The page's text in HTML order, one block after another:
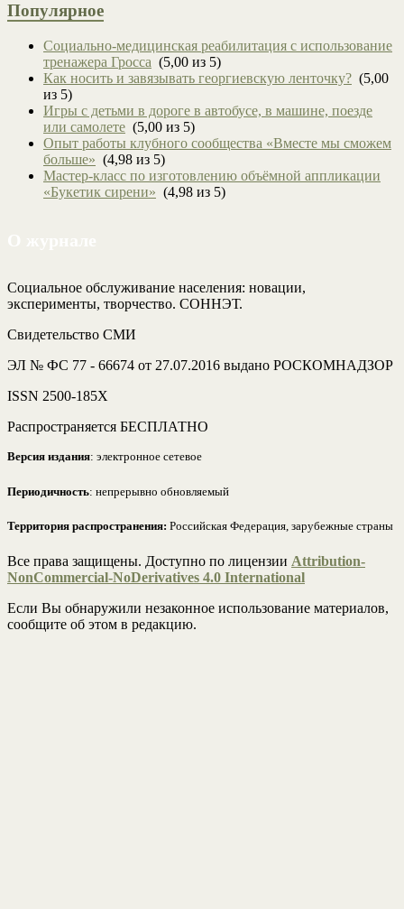
Популярное
Социально-медицинская реабилитация с использование
тренажера Гросса (5,00 из 5)
Как носить и завязывать георгиевскую ленточку? (5,00
из 5)
Игры с детьми в дороге в автобусе, в машине, поезде
или самолете (5,00 из 5)
Опыт работы клубного сообщества «Вместе мы сможем
больше» (4,98 из 5)
Мастер-класс по изготовлению объёмной аппликации
«Букетик сирени» (4,98 из 5)
Социальное обслуживание населения: новации,
эксперименты, творчество. СОННЭТ.
Свидетельство СМИ
ЭЛ № ФС 77 - 66674 от 27.07.2016 выдано РОСКОМНАДЗОР
ISSN 2500-185Х
Распространяется БЕСПЛАТНО
Версия издания: электронное сетевое
Периодичность: непрерывно обновляемый
Территория распространения: Российская Федерация, зарубежные страны
Все права защищены. Доступно по лицензии Attribution-
NonCommercial-NoDerivatives 4.0 International
Если Вы обнаружили незаконное использование материалов,
сообщите об этом в редакцию.